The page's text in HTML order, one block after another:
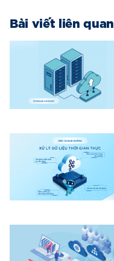
Bài viết liên quan